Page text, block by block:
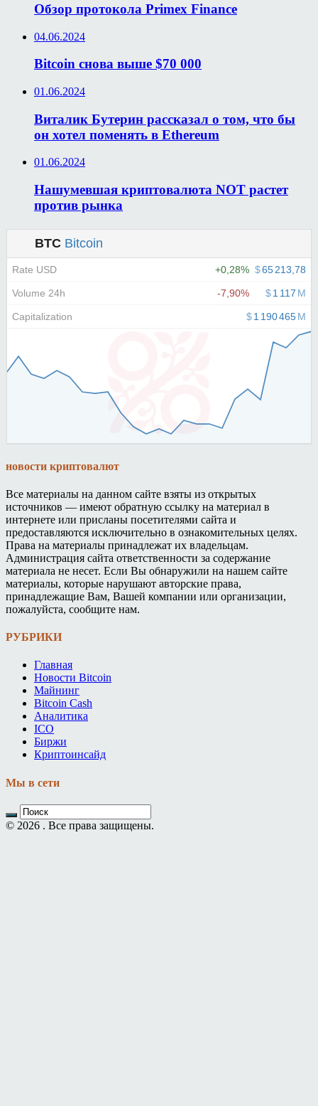
Обзор протокола Primex Finance
04.06.2024
Bitcoin снова выше $70 000
01.06.2024
Виталик Бутерин рассказал о том, что бы
он хотел поменять в Ethereum
01.06.2024
Нашумевшая криптовалюта NOT растет
против рынка
новости криптовалют
Все материалы на данном сайте взяты из открытых
источников — имеют обратную ссылку на материал в
интернете или присланы посетителями сайта и
предоставляются исключительно в ознакомительных целях.
Права на материалы принадлежат их владельцам.
Администрация сайта ответственности за содержание
материала не несет. Если Вы обнаружили на нашем сайте
материалы, которые нарушают авторские права,
принадлежащие Вам, Вашей компании или организации,
пожалуйста, сообщите нам.
РУБРИКИ
Главная
Новости Bitcoin
Майнинг
Bitcoin Cash
Аналитика
ICO
Биржи
Криптоинсайд
Мы в сети
© 2026 . Все права защищены.